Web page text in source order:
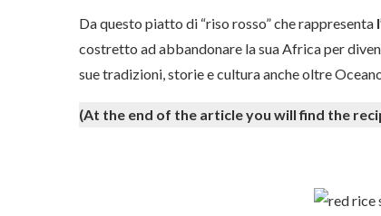
Da questo piatto di “riso rosso” che rappresenta
costretto ad abbandonare la sua Africa per
sue tradizioni, storie e cultura anche oltre
(At the end of the article you will find the